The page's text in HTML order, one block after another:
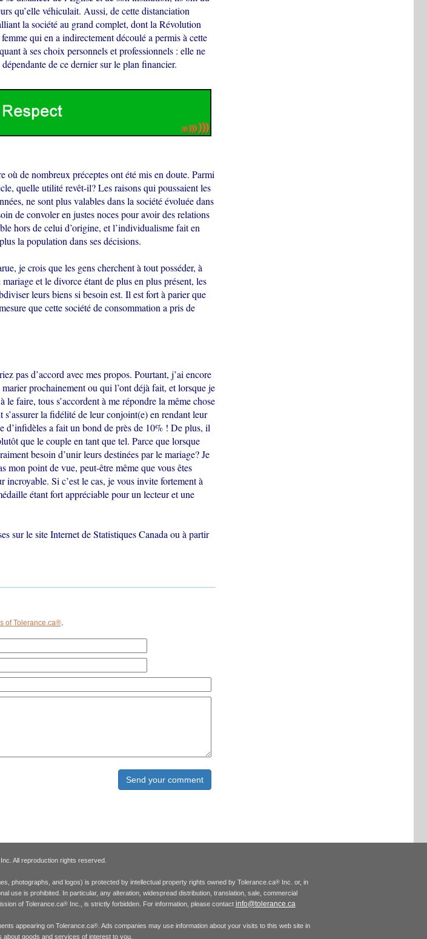
qu’elle véhiculait. Aussi, de cette distanciation
la société au grand complet, dont la Révolution
qui en a indirectement découlé a permis à cette
à ses choix personnels et professionnels : elle ne
de ce dernier sur le plan financier.
de nombreux préceptes ont été mis en doute. Parmi
quelle utilité revêt-il? Les raisons qui poussaient les
ne sont plus valables dans la société évoluée dans
de convoler en justes noces pour avoir des relations
hors de celui d’origine, et l’individualisme fait en
la population dans ses décisions.
je crois que les gens cherchent à tout posséder, à
et le divorce étant de plus en plus présent, les
leurs biens si besoin est. Il est fort à parier que
que cette société de consommation a pris de
pas d’accord avec mes propos. Pourtant, j’ai encore
prochainement ou qui l’ont déjà fait, et lorsque je
le faire, tous s’accordent à me répondre la même chose
la fidélité de leur conjoint(e) en rendant leur
d’infidèles a fait un bond de près de 10% ! De plus, il
que le couple en tant que tel. Parce que lorsque
besoin d’unir leurs destinées par le mariage? Je
mon point de vue, peut-être même que vous êtes
incroyable. Si c’est le cas, je vous invite fortement à
étant fort appréciable pour un lecteur et une
sur le site Internet de Statistiques Canada ou à partir
of Tolerance.ca®.
Inc. All reproduction rights reserved.
photographs, and logos) is protected by intellectual property rights owned by Tolerance.ca® Inc. or, in
use is prohibited. In particular, any alteration, widespread distribution, translation, sale, commercial
of Tolerance.ca®Inc., is strictly forbidden. For information, please contact info@tolerance.ca
appearing on Tolerance.ca®. Ads companies may use information about your visits to this web site in
goods and services of interest to you.